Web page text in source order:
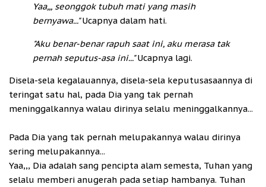
Yaa,,, seonggok tubuh mati yang masih
bernyawa..."Ucapnya dalam hati.
"Aku benar-benar rapuh saat ini, aku merasa tak
pernah seputus-asa ini..."Ucapnya lagi.
Disela-sela kegalauannya, disela-sela keputusasaannya di
teringat satu hal, pada Dia yang tak pernah
meninggalkannya walau dirinya selalu meninggalkannya...
Pada Dia yang tak pernah melupakannya walau dirinya
sering melupakannya...
Yaa,,, Dia adalah sang pencipta alam semesta, Tuhan yang
selalu memberi anugerah pada setiap hambanya. Tuhan